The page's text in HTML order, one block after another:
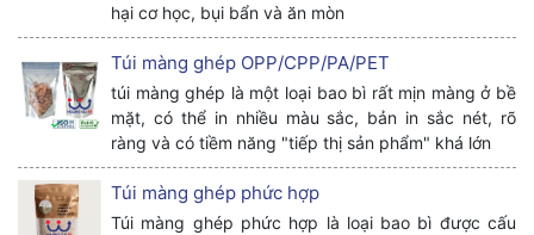
hại cơ học, bụi bẩn và ăn mòn
Túi màng ghép OPP/CPP/PA/PET
túi màng ghép là một loại bao bì rất mịn màng ở bề
mặt, có thể in nhiều màu sắc, bản in sắc nét, rõ
ràng và có tiềm năng "tiếp thị sản phẩm" khá lớn
Túi màng ghép phức hợp
Túi màng ghép phức hợp là loại bao bì được cấu